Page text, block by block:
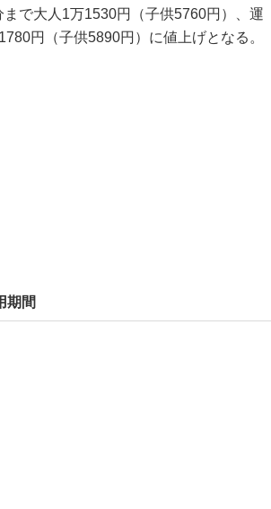
で大人1万1530円（子供5760円）、運
円（子供5890円）に値上げとなる。
期間